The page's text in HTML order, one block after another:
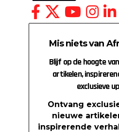
Mis niets van
Blijf op de hoogte
artikelen,
exclusieve
Ontvang
nieuwe
inspirerende